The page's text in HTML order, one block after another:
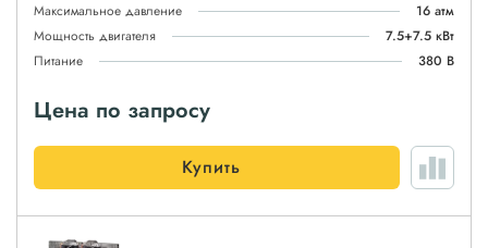
Максимальное давление
16 атм
Мощность двигателя
7.5+7.5 кВт
Питание
380 В
Цена по запросу
Купить